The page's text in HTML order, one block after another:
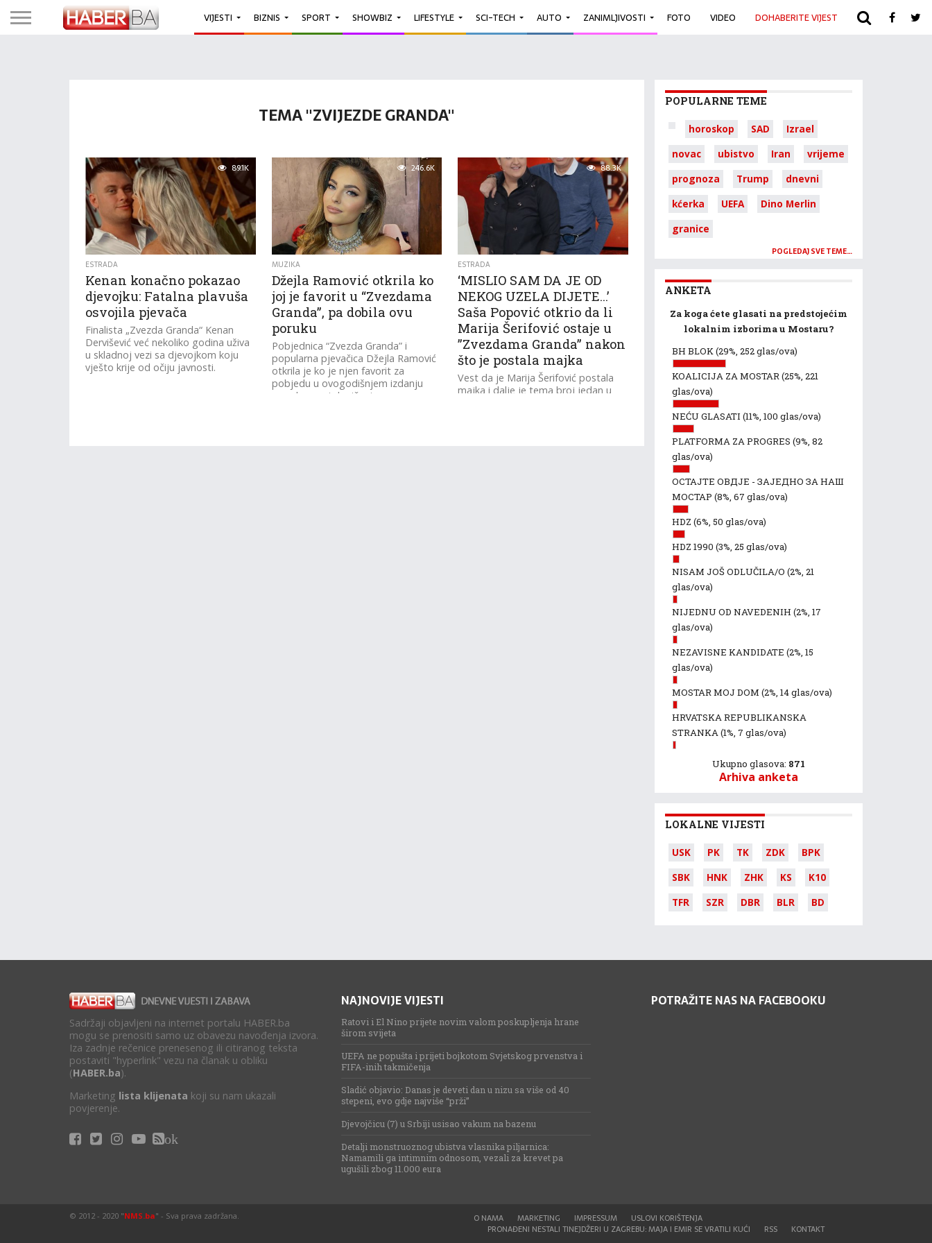
VIJESTI BIZNIS SPORT SHOWBIZ LIFESTYLE SCI-TECH AUTO ZANIMLJIVOSTI FOTO VIDEO DOHABERITE VIJEST ARHIVA
TEMA "ZVIJEZDE GRANDA"
89.1K
ESTRADA
Kenan konačno pokazao
djevojku: Fatalna plavuša
osvojila pjevača
Finalista „Zvezda Granda“ Kenan
Dervišević već nekoliko godina uživa
u skladnoj vezi sa djevojkom koju
vješto krije od očiju javnosti.
246.6K
MUZIKA
Džejla Ramović otkrila ko
joj je favorit u “Zvezdama
Granda”, pa dobila ovu
poruku
Pobjednica “Zvezda Granda” i
popularna pjevačica Džejla Ramović
otkrila je ko je njen favorit za
pobjedu u ovogodišnjem izdanju
popularnog takmičenja.
88.3K
ESTRADA
‘MISLIO SAM DA JE OD
NEKOG UZELA DIJETE…’
Saša Popović otkrio da li
Marija Šerifović ostaje u
”Zvezdama Granda” nakon
što je postala majka
Vest da je Marija Šerifović postala
majka i dalje je tema broj jedan u
POPULARNE TEME
horoskop SAD
Izrael
novac
ubistvo Iran
vrijeme
prognoza
Trump
dnevni
kćerka
UEFA
Dino Merlin
granice
POGLEDAJ SVE TEME…
ANKETA
Za koga ćete glasati na predstojećim
lokalnim izborima u Mostaru?
BH BLOK(29%, 252 glas/ova)
KOALICIJA ZA MOSTAR(25%, 221
glas/ova)
NEĆU GLASATI (11%, 100 glas/ova)
PLATFORMA ZA PROGRES (9%, 82
glas/ova)
ОСТАЈТЕ ОВДЈЕ - ЗАЈЕДНО ЗА НАШ
МОСТАР (8%, 67 glas/ova)
HDZ (6%, 50 glas/ova)
HDZ 1990 (3%, 25 glas/ova)
NISAM JOŠ ODLUČILA/O (2%, 21
glas/ova)
NIJEDNU OD NAVEDENIH (2%, 17
glas/ova)
NEZAVISNE KANDIDATE (2%, 15
glas/ova)
MOSTAR MOJ DOM (2%, 14 glas/ova)
HRVATSKA REPUBLIKANSKA
STRANKA(1%, 7 glas/ova)
Ukupno glasova: 871
Arhiva anketa
LOKALNE VIJESTI
USK PK TK ZDK
BPK
SBK
HNK ZHK KS
K10
TFR
SZR DBR BLR BD
Sadržaji objavljeni na internet portalu HABER.ba
mogu se prenositi samo uz obavezu navođenja izvora.
Iza zadnje rečenice prenesenog ili citiranog teksta
postaviti "hyperlink" vezu na članak u obliku
(HABER.ba).
Marketing lista klijenata koji su nam ukazali
povjerenje.
ok
NAJNOVIJE VIJESTI
Ratovi i El Nino prijete novim valom poskupljenja hrane
širom svijeta
UEFA ne popušta i prijeti bojkotom Svjetskog prvenstva i
FIFA-inih takmičenja
Sladić objavio: Danas je deveti dan u nizu sa više od 40
stepeni, evo gdje najviše “prži”
Djevojčicu (7) u Srbiji usisao vakum na bazenu
Detalji monstruoznog ubistva vlasnika piljarnica:
Namamili ga intimnim odnosom, vezali za krevet pa
ugušili zbog 11.000 eura
POTRAŽITE NAS NA FACEBOOKU
O NAMA MARKETING IMPRESSUM
USLOVI KORIŠTENJA
PRONAĐENI NESTALI TINEJDŽERI U ZAGREBU: MAJA I EMIR SE VRATILI KUĆI
RSS KONTAKT
© 2012 - 2020 "NMS.ba" - Sva prava zadržana.